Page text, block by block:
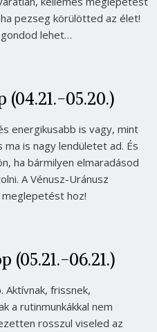
pezseg körülötted az élet!
lehet…
(04.21.-05.20.)
energikusabb is vagy, mint
ma is nagy lendületet ad. És
ha bármilyen elmaradásod
A Vénusz-Uránusz
hoz!
(05.21.-06.21.)
Aktívnak, frissnek,
a rutinmunkákkal nem
rosszul viseled az